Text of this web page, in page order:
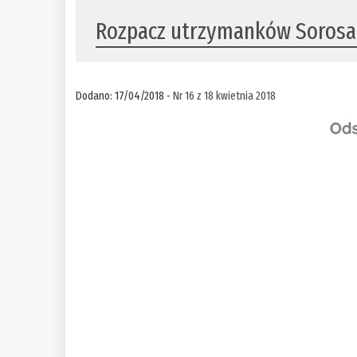
Rozpacz utrzymanków Sorosa
Dodano: 17/04/2018 -Nr 16 z 18 kwietnia 2018